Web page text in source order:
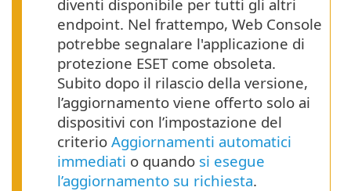
diventi disponibile per tutti gli altri
endpoint. Nel frattempo, Web Console
potrebbe segnalare l'applicazione di
protezione ESET come obsoleta.
Subito dopo il rilascio della versione,
l’aggiornamento viene offerto solo ai
dispositivi con l’impostazione del
criterio Aggiornamenti automatici
immediati o quando si esegue
l’aggiornamento su richiesta.